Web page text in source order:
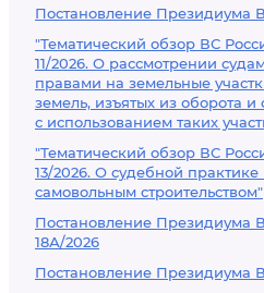
Постановление Президиума
"Тематический обзор ВС
11/2026. О рассмотрении
правами на земельные
земель, изъятых из оборота
с использованием таких
"Тематический обзор ВС
13/2026. О судебной
самовольным строительством"
Постановление Президиума
18А/2026
Постановление Президиума